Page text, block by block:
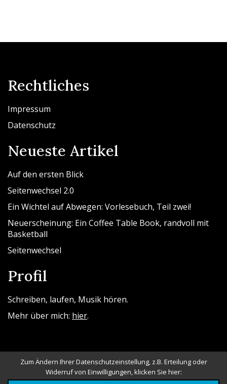
Rechtliches
Impressum
Datenschutz
Neueste Artikel
Auf den ersten Blick
Seitenwechsel 2.0
Ein Wichtel auf Abwegen: Vorlesebuch, Teil zwei!
Neuerscheinung: Ein Coffee Table Book, randvoll mit
Basketball
Seitenwechsel
Profil
Schreiben, laufen, Musik hören.
Mehr über mich: hier.
Zum Ändern Ihrer Datenschutzeinstellung, z.B. Erteilung oder
Widerruf von Einwilligungen, klicken Sie hier: